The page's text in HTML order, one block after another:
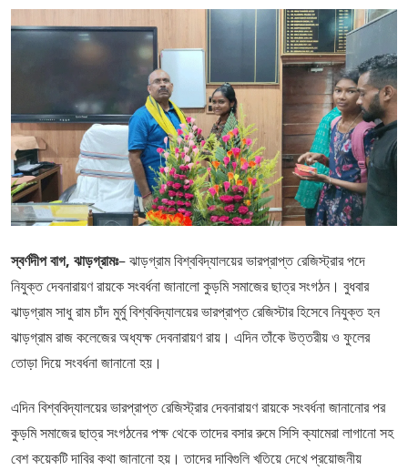
স্বর্ণদীপ বাগ, ঝাড়গ্রামঃ– ঝাড়গ্রাম বিশ্ববিদ্যালয়ের ভারপ্রাপ্ত রেজিস্ট্রার পদে
নিযুক্ত দেবনারায়ণ রায়কে সংবর্ধনা জানালো কুড়মি সমাজের ছাত্র সংগঠন। বুধবার
ঝাড়গ্রাম সাধু রাম চাঁদ মুর্মু বিশ্ববিদ্যালয়ের ভারপ্রাপ্ত রেজিস্টার হিসেবে নিযুক্ত হন
ঝাড়গ্রাম রাজ কলেজের অধ্যক্ষ দেবনারায়ণ রায়। এদিন তাঁকে উত্তরীয় ও ফুলের
তোড়া দিয়ে সংবর্ধনা জানানো হয়।
এদিন বিশ্ববিদ্যালয়ের ভারপ্রাপ্ত রেজিস্ট্রার দেবনারায়ণ রায়কে সংবর্ধনা জানানোর পর
কুড়মি সমাজের ছাত্র সংগঠনের পক্ষ থেকে তাদের বসার রুমে সিসি ক্যামেরা লাগানো সহ
বেশ কয়েকটি দাবির কথা জানানো হয়। তাদের দাবিগুলি খতিয়ে দেখে প্রয়োজনীয়